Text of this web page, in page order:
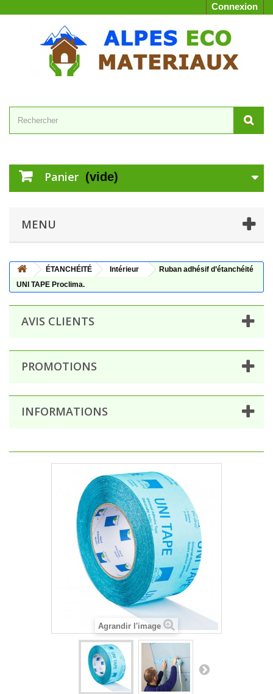
Connexion
Panier (vide)
MENU
ÉTANCHÉITÉ Intérieur
Ruban adhésif d’étanchéité
UNI TAPE Proclima.
AVIS CLIENTS
PROMOTIONS
INFORMATIONS
Agrandir l'image